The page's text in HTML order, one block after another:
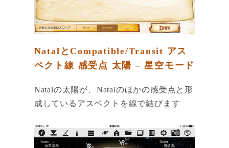
NatalとCompatible/Transit アス
ペクト線 感受点 太陽 – 星空モード
Natalの太陽が、Natalのほかの感受点と形
成しているアスペクトを線で結びます